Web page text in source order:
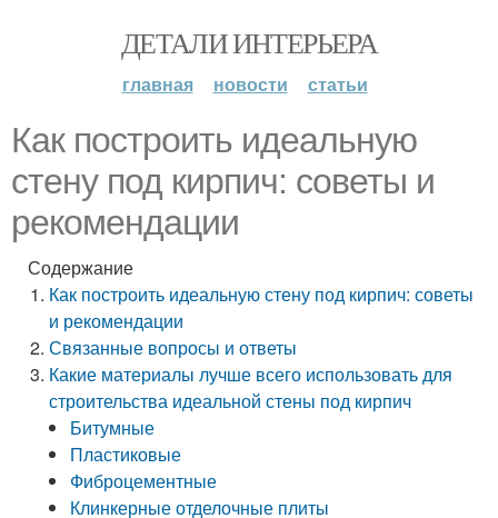
ДЕТАЛИ ИНТЕРЬЕРА
главная новости статьи
Как построить идеальную
стену под кирпич: советы и
рекомендации
Содержание
Как построить идеальную стену под кирпич: советы
и рекомендации
Связанные вопросы и ответы
Какие материалы лучше всего использовать для
строительства идеальной стены под кирпич
Битумные
Пластиковые
Фиброцементные
Клинкерные отделочные плиты